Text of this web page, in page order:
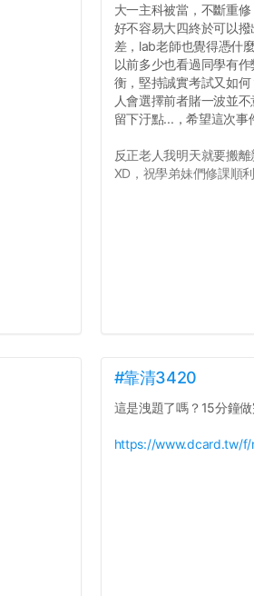
大一主科被當，不斷重
好不容易大四終於可以
差，lab老師也覺得憑什麼
以前多少也看過同學有
衡，堅持誠實考試又如
人會選擇前者賭一波並
留下汙點...，希望這次事
反正老人我明天就要搬
XD，祝學弟妹們修課順
#靠清3420
這是洩題了嗎？15分鐘
https://www.dcard.tw/